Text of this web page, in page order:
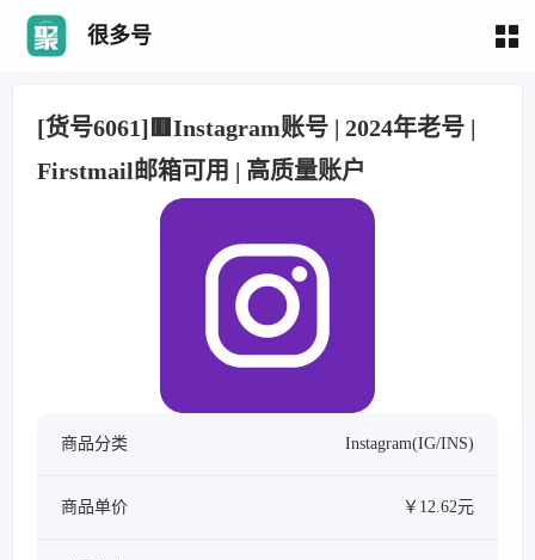
很多号
[货号6061]🟥Instagram账号 | 2024年老号 |
Firstmail邮箱可用 | 高质量账户
商品分类 Instagram(IG/INS)
商品单价 ￥12.62元